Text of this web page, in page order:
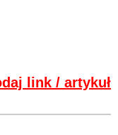
link / artykuł